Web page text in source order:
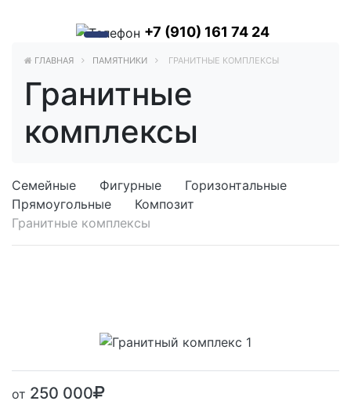
+7 (910) 161 74 24
ГЛАВНАЯ ПАМЯТНИКИ ГРАНИТНЫЕ КОМПЛЕКСЫ
Гранитные
комплексы
Семейные Фигурные
Горизонтальные
Прямоугольные
Композит
Гранитные комплексы
от 250 000